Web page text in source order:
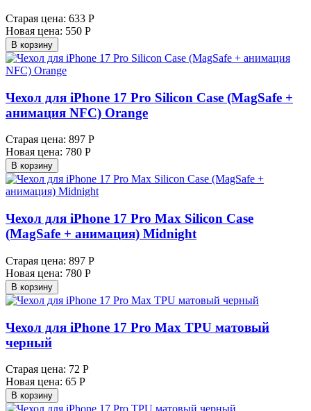
Старая цена: 633 Р
Новая цена: 550 Р
В корзину
Чехол для iPhone 17 Pro Silicon Case (MagSafe +
анимация NFC) Orange
Старая цена: 897 Р
Новая цена: 780 Р
В корзину
Чехол для iPhone 17 Pro Max Silicon Case
(MagSafe + анимация) Midnight
Старая цена: 897 Р
Новая цена: 780 Р
В корзину
Чехол для iPhone 17 Pro Max TPU матовый
черный
Старая цена: 72 Р
Новая цена: 65 Р
В корзину